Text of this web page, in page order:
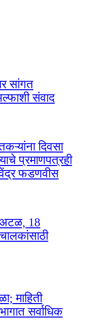
सांगत
संवाद
दिवसा
प्रमाणपत्रही
फडणवीस
अटळ, 18
माहिती
सर्वाधिक